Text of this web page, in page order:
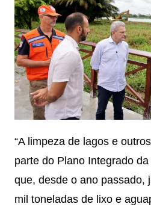
“A limpeza de lagos e
parte do Plano Integrado
que, desde o ano passado,
mil toneladas de lixo e